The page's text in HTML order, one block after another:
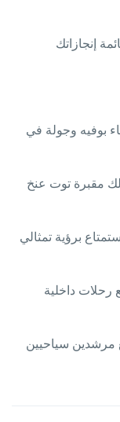
إنجازاتك
بوفيه وجولة في
مقبرة توت عنخ
برؤية تمثالي
مع رحلات داخلية
مرشدين سياحيين